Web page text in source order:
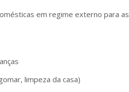
em regime externo para as
limpeza da casa)